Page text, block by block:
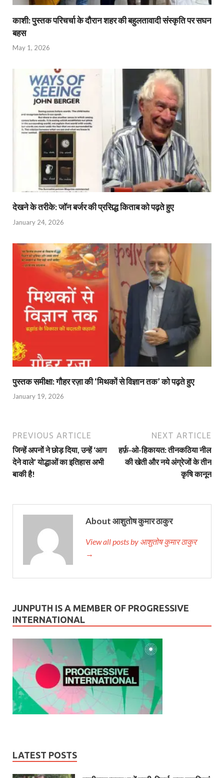
काशी: पुस्तक परिचर्चा के दौरान शहर की बहुलतावादी संस्कृति पर सघन
बहस
May 1, 2026
देखने के तरीके: जॉन बर्जर की प्रसिद्ध किताब को पढ़ते हुए
January 24, 2026
पुस्तक समीक्षा: गौहर रज़ा की ‘मिथकों से विज्ञान तक’ को पढ़ते हुए
January 19, 2026
PREVIOUS ARTICLE
जिन्हें अपनों ने छोड़ दिया, उन्हें ‘आग
देने वाले’ योद्धाओं का इतिहास अभी
बाकी है!
NEXT ARTICLE
हर्फ़-ओ-हिकायत: तीनकठिया नील
की खेती और नये अंग्रेजों के तीन
कृषि कानून
About आशुतोष कुमार ठाकुर
View all posts by आशुतोष कुमार ठाकुर
→
JUNPUTH IS A MEMBER OF PROGRESSIVE
INTERNATIONAL
LATEST POSTS